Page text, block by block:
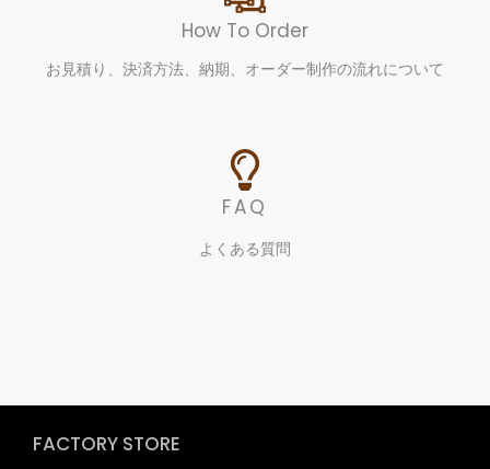
How To Order
お見積り、決済方法、納期、オーダー制作の流れについて
FAQ
よくある質問
FACTORY STORE